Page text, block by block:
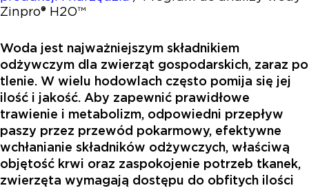
Zinpro® H2O™
Woda jest najważniejszym składnikiem
odżywczym dla zwierząt gospodarskich, zaraz po
tlenie. W wielu hodowlach często pomija się jej
ilość i jakość. Aby zapewnić prawidłowe
trawienie i metabolizm, odpowiedni przepływ
paszy przez przewód pokarmowy, efektywne
wchłanianie składników odżywczych, właściwą
objętość krwi oraz zaspokojenie potrzeb tkanek,
zwierzęta wymagają dostępu do obfitych ilości